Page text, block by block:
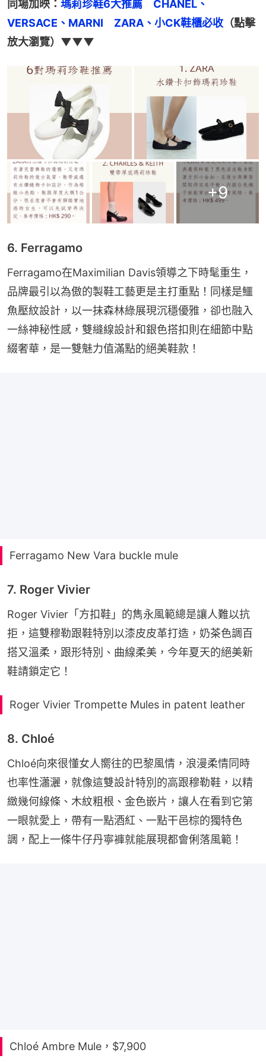
同場加映： 瑪莉珍鞋6大推薦　CHANEL、
VERSACE、MARNI　ZARA、小CK鞋櫃必收 （點擊
放大瀏覽）▼▼▼
+9
6. Ferragamo
Ferragamo在Maximilian Davis領導之下時髦重生，
品牌最引以為傲的製鞋工藝更是主打重點！同樣是鱷
魚壓紋設計，以一抹森林綠展現沉穩優雅，卻也融入
一絲神秘性感，雙縫線設計和銀色搭扣則在細節中點
綴奢華，是一雙魅力值滿點的絕美鞋款！
Ferragamo New Vara buckle mule
7. Roger Vivier
Roger Vivier「方扣鞋」的雋永風範總是讓人難以抗
拒，這雙穆勒跟鞋特別以漆皮皮革打造，奶茶色調百
搭又溫柔，跟形特別、曲線柔美，今年夏天的絕美新
鞋請鎖定它！
Roger Vivier Trompette Mules in patent leather
8. Chloé
Chloé向來很懂女人嚮往的巴黎風情，浪漫柔情同時
也率性瀟灑，就像這雙設計特別的高跟穆勒鞋，以精
緻幾何線條、木紋粗根、金色嵌片，讓人在看到它第
一眼就愛上，帶有一點酒紅、一點干邑棕的獨特色
調，配上一條牛仔丹寧褲就能展現都會俐落風範！
Chloé Ambre Mule，$7,900